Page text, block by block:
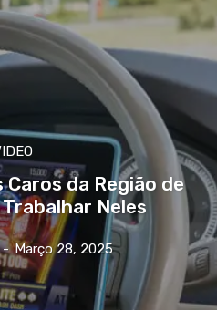
Caros da Região de
Neles
- Março 28, 2025